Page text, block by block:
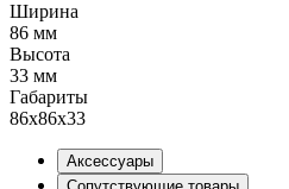
Ширина
86 мм
Высота
33 мм
Габариты
86х86х33
Аксессуары